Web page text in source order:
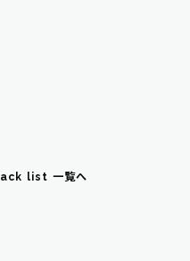
list 一覧へ